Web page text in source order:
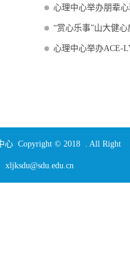
心理中心举办朋辈
“赏心乐事”山大健
心理中心举办ACE-
心 Copyright © 2018 . All Right